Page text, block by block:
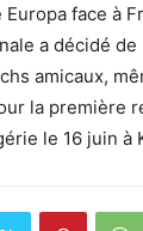
face à
a décidé
amicaux,
la première
le 16 juin à